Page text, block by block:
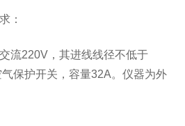
：
220V，其进线线径不低于
保护开关，容量32A。仪器为外